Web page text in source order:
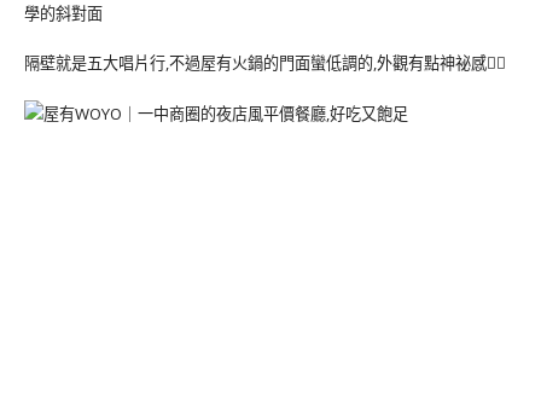
學的斜對面
隔壁就是五大唱片行,不過屋有火鍋的門面蠻低調的,外觀有點神祕感🕵️‍♂️